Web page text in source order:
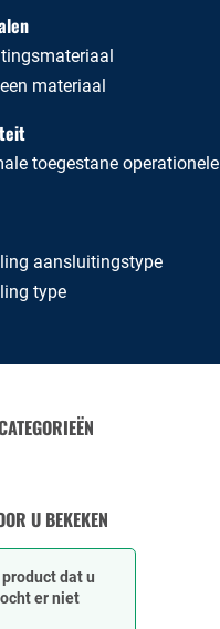
materiaal
toegestane operationele
aansluitingstype
type
U BEKEKEN
dat u
er niet